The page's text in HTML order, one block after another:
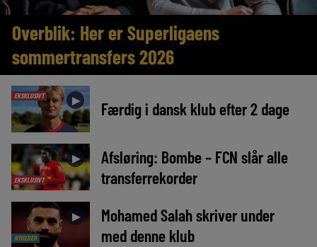
Overblik: Her er Superligaens
sommertransfers 2026
EKSKLUSIVT ► Færdig i dansk klub efter 2 dage
EKSKLUSIVT
►
Afsløring: Bombe – FCN slår alle
transferrekorder
NYHEDER
►
Mohamed Salah skriver under
med denne klub